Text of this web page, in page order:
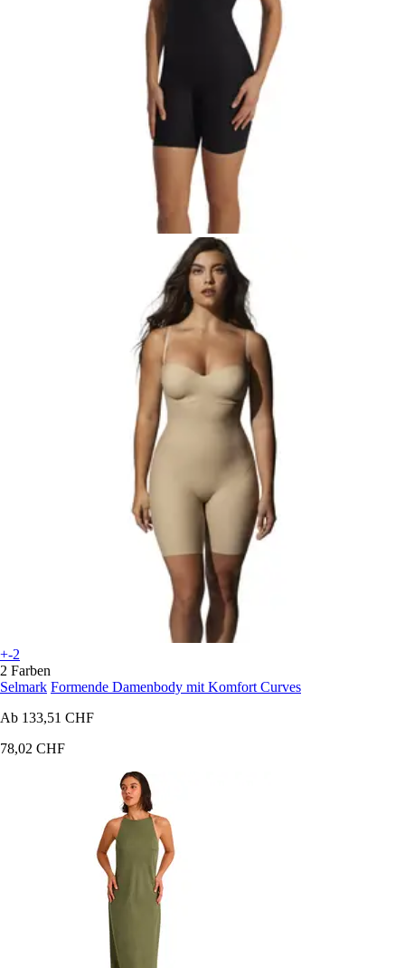
+-2
2 Farben
Selmark Formende Damenbody mit Komfort Curves
Ab 133,51 CHF
78,02 CHF